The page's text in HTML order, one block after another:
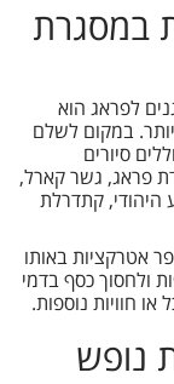
במסגרת
לפראג הוא
במקום לשלם
סיורים
פראג, גשר קארל,
היהודי, קתדרלת
אטרקציות באותו
ולחסוך כסף בדמי
חוויות נוספות.
נופש